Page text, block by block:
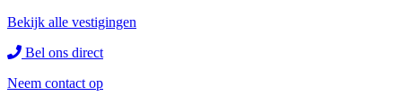
Bekijk alle vestigingen
Bel ons direct
Neem contact op